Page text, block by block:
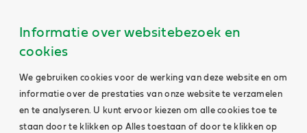
Informatie over websitebezoek en
cookies
We gebruiken cookies voor de werking van deze website en om
informatie over de prestaties van onze website te verzamelen
en te analyseren. U kunt ervoor kiezen om alle cookies toe te
staan door te klikken op Alles toestaan of door te klikken op